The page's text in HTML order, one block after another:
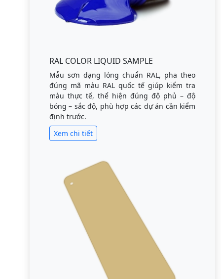
RAL COLOR LIQUID SAMPLE
Mẫu sơn dạng lỏng chuẩn RAL, pha theo
đúng mã màu RAL quốc tế giúp kiểm tra
màu thực tế, thể hiện đúng độ phủ – độ
bóng – sắc độ, phù hợp các dự án cần kiểm
định trước.
Xem chi tiết